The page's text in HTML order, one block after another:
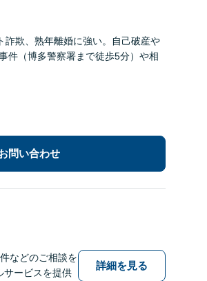
詐欺、熟年離婚に強い。自己破産や
件（博多警察署まで徒歩5分）や相
問い合わせ
などのご相談を
サービスを提供
詳細を見る